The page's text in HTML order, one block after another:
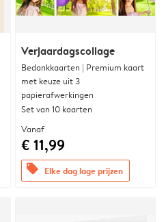
Verjaardagscollage
Bedankkaarten | Premium kaart
met keuze uit 3
papierafwerkingen
Set van 10 kaarten
Vanaf
€ 11,99
offers Elke dag lage prijzen